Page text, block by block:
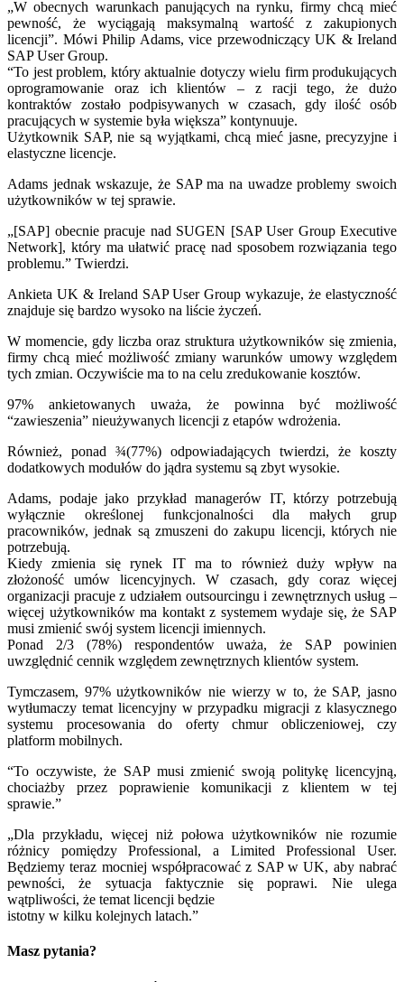
„W obecnych warunkach panujących na rynku, firmy chcą mieć
pewność, że wyciągają maksymalną wartość z zakupionych
licencji”. Mówi Philip Adams, vice przewodniczący UK & Ireland
SAP User Group.
“To jest problem, który aktualnie dotyczy wielu firm produkujących
oprogramowanie oraz ich klientów – z racji tego, że dużo
kontraktów zostało podpisywanych w czasach, gdy ilość osób
pracujących w systemie była większa” kontynuuje.
Użytkownik SAP, nie są wyjątkami, chcą mieć jasne, precyzyjne i
elastyczne licencje.
Adams jednak wskazuje, że SAP ma na uwadze problemy swoich
użytkowników w tej sprawie.
„[SAP] obecnie pracuje nad SUGEN [SAP User Group Executive
Network], który ma ułatwić pracę nad sposobem rozwiązania tego
problemu.” Twierdzi.
Ankieta UK & Ireland SAP User Group wykazuje, że elastyczność
znajduje się bardzo wysoko na liście życzeń.
W momencie, gdy liczba oraz struktura użytkowników się zmienia,
firmy chcą mieć możliwość zmiany warunków umowy względem
tych zmian. Oczywiście ma to na celu zredukowanie kosztów.
97% ankietowanych uważa, że powinna być możliwość
“zawieszenia” nieużywanych licencji z etapów wdrożenia.
Również, ponad ¾(77%) odpowiadających twierdzi, że koszty
dodatkowych modułów do jądra systemu są zbyt wysokie.
Adams, podaje jako przykład managerów IT, którzy potrzebują
wyłącznie określonej funkcjonalności dla małych grup
pracowników, jednak są zmuszeni do zakupu licencji, których nie
potrzebują.
Kiedy zmienia się rynek IT ma to również duży wpływ na
złożoność umów licencyjnych. W czasach, gdy coraz więcej
organizacji pracuje z udziałem outsourcingu i zewnętrznych usług –
więcej użytkowników ma kontakt z systemem wydaje się, że SAP
musi zmienić swój system licencji imiennych.
Ponad 2/3 (78%) respondentów uważa, że SAP powinien
uwzględnić cennik względem zewnętrznych klientów system.
Tymczasem, 97% użytkowników nie wierzy w to, że SAP, jasno
wytłumaczy temat licencyjny w przypadku migracji z klasycznego
systemu procesowania do oferty chmur obliczeniowej, czy
platform mobilnych.
“To oczywiste, że SAP musi zmienić swoją politykę licencyjną,
chociażby przez poprawienie komunikacji z klientem w tej
sprawie.”
„Dla przykładu, więcej niż połowa użytkowników nie rozumie
różnicy pomiędzy Professional, a Limited Professional User.
Będziemy teraz mocniej współpracować z SAP w UK, aby nabrać
pewności, że sytuacja faktycznie się poprawi. Nie ulega
wątpliwości, że temat licencji będzie
istotny w kilku kolejnych latach.”
Masz pytania?